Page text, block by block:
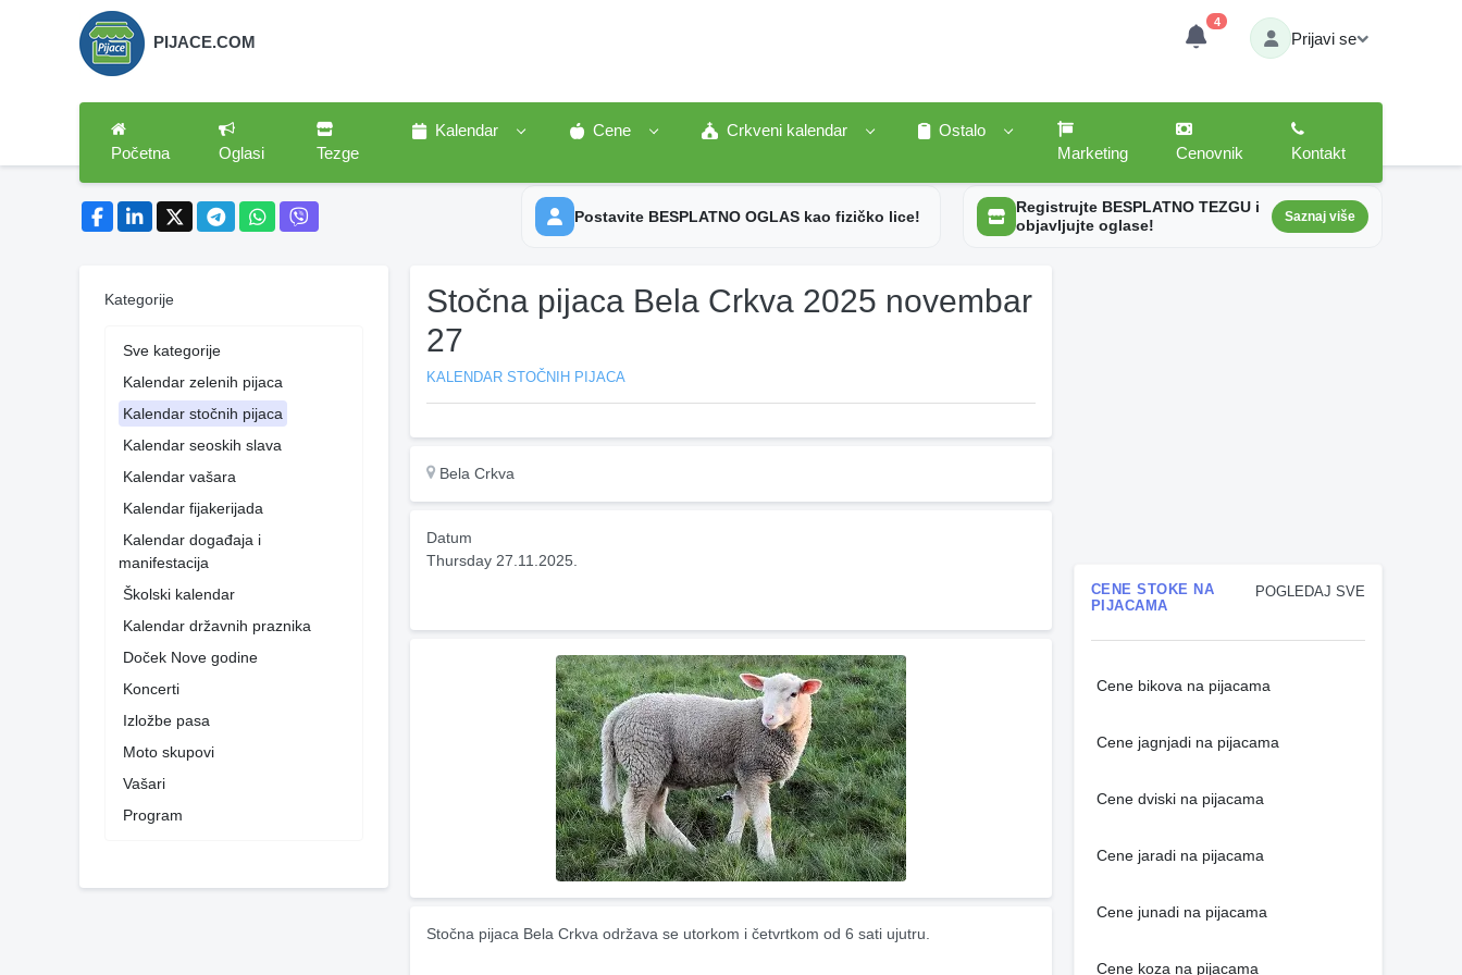
PIJACE.COM
4
Prijavi se
Početna Oglasi Tezge
Kalendar Cene Crkveni kalendar
Ostalo
Marketing
Cenovnik Kontakt
Postavite BESPLATNO OGLAS kao fizičko lice!
Registrujte BESPLATNO TEZGU i
objavljujte oglase!
Saznaj više
Kategorije
Sve kategorije
Kalendar zelenih pijaca
Kalendar stočnih pijaca
Kalendar seoskih slava
Kalendar vašara
Kalendar fijakerijada
Kalendar događaja i
manifestacija
Školski kalendar
Kalendar državnih praznika
Doček Nove godine
Koncerti
Izložbe pasa
Moto skupovi
Vašari
Program
Stočna pijaca Bela Crkva 2025 novembar
27
KALENDAR STOČNIH PIJACA
Bela Crkva
Datum
Thursday 27.11.2025.
Stočna pijaca Bela Crkva održava se utorkom i četvrtkom od 6 sati ujutru.
POGLEDAJ SVE
CENE STOKE NA
PIJACAMA
Cene bikova na pijacama
Cene jagnjadi na pijacama
Cene dviski na pijacama
Cene jaradi na pijacama
Cene junadi na pijacama
Cene koza na pijacama